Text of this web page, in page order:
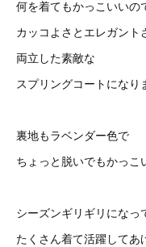
何を着てもかっこいいの
カッコよさとエレガント
両立した素敵な
スプリングコートになり
裏地もラベンダー色で
ちょっと脱いでもかっこ
シーズンギリギリになっ
たくさん着て活躍してあ